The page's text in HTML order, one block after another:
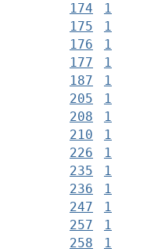
174
1
175
1
176
1
177
1
187
1
205
1
208
1
210
1
226
1
235
1
236
1
247
1
257
1
258
1